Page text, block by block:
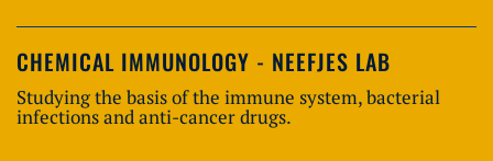
CHEMICAL IMMUNOLOGY - NEEFJES LAB
Studying the basis of the immune system, bacterial
infections and anti-cancer drugs.